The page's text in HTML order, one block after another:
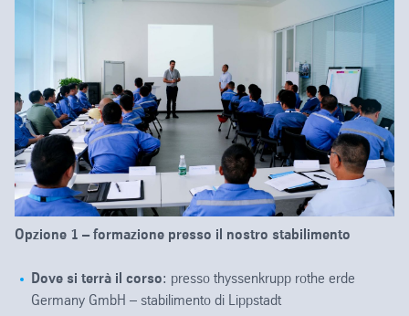
Opzione 1 – formazione presso il nostro stabilimento
Dove si terrà il corso: presso thyssenkrupp rothe erde
Germany GmbH – stabilimento di Lippstadt